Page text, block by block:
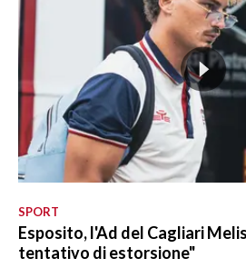
SPORT
Esposito, l'Ad del Cagliari
tentativo di estorsione"